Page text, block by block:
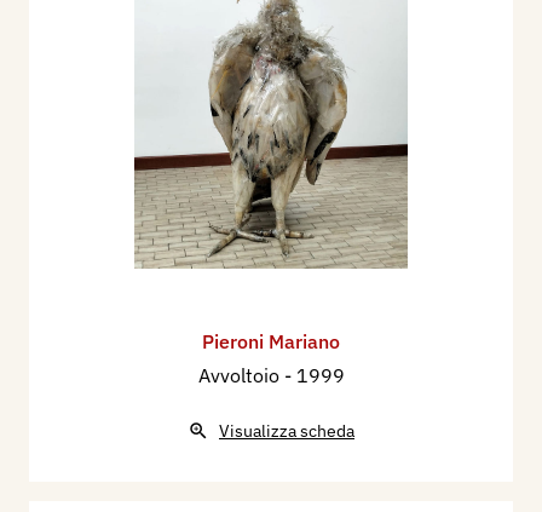
Pieroni Mariano
Avvoltoio - 1999
Visualizza scheda